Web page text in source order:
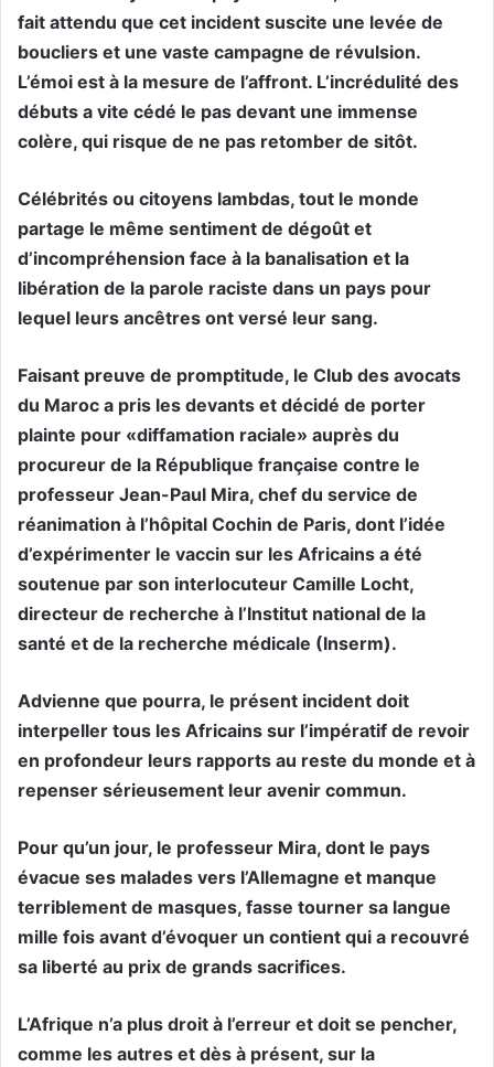
fait attendu que cet incident suscite une levée de
boucliers et une vaste campagne de révulsion.
L’émoi est à la mesure de l’affront. L’incrédulité des
débuts a vite cédé le pas devant une immense
colère, qui risque de ne pas retomber de sitôt.
Célébrités ou citoyens lambdas, tout le monde
partage le même sentiment de dégoût et
d’incompréhension face à la banalisation et la
libération de la parole raciste dans un pays pour
lequel leurs ancêtres ont versé leur sang.
Faisant preuve de promptitude, le Club des avocats
du Maroc a pris les devants et décidé de porter
plainte pour «diffamation raciale» auprès du
procureur de la République française contre le
professeur Jean-Paul Mira, chef du service de
réanimation à l’hôpital Cochin de Paris, dont l’idée
d’expérimenter le vaccin sur les Africains a été
soutenue par son interlocuteur Camille Locht,
directeur de recherche à l’Institut national de la
santé et de la recherche médicale (Inserm).
Advienne que pourra, le présent incident doit
interpeller tous les Africains sur l’impératif de revoir
en profondeur leurs rapports au reste du monde et à
repenser sérieusement leur avenir commun.
Pour qu’un jour, le professeur Mira, dont le pays
évacue ses malades vers l’Allemagne et manque
terriblement de masques, fasse tourner sa langue
mille fois avant d’évoquer un contient qui a recouvré
sa liberté au prix de grands sacrifices.
L’Afrique n’a plus droit à l’erreur et doit se pencher,
comme les autres et dès à présent, sur la